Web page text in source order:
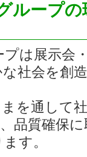
ループ
は展示会
社会を創
を通して
品質確保
す。